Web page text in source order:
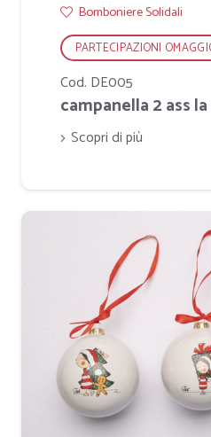
Bomboniere Solidali
PARTECIPAZIONI
Cod. DE005
campanella 2 ass
Scopri di più